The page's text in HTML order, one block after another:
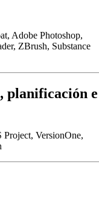
Adobe Photoshop,
ZBrush, Substance
planificación e
VersionOne,